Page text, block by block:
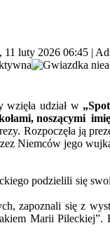
11 luty 2026 06:45 |
wzięła udział w
noszącymi
Rozpoczęła ją
Niemców jego
podzielili się
zapoznali się z
Marii